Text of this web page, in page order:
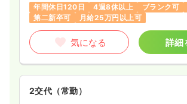
そうして、地域連携室を軸に提携医療機関･
関と連携して、最適な医療を受けられるよう
地域医療に貢献していきます。患者様お一人
志を尊重し、安心・安全でご満足いただける
供していくため、患者様個々人についてのカ
い、医療チームを組んで対応しています。ま
は、地域の医療機関と連携を図り、それぞれ
特性を活かしながら、患者様により良質な療
年間休日120日
4週8休以上 ブランク可
第二新卒可
月給25万円以上可
気になる 詳細
2交代（常勤）